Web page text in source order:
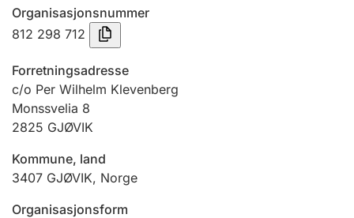
Tinglysing
Jeger
Betaling og jegeravgiftskort
Ektepaktrettleiaren
Organisasjonsnummer
812 298 712
Forretningsadresse
c/o Per Wilhelm Klevenberg
Monssvelia 8
2825 GJØVIK
Kommune, land
3407 GJØVIK, Norge
Organisasjonsform